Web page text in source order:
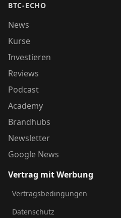
BTC-ECHO
News
Kurse
Investieren
Reviews
Podcast
Academy
Brandhubs
Newsletter
Google News
Vertrag mit Werbung
Vertragsbedingungen
Datenschutz